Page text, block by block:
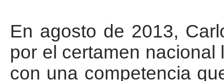
En agosto de 2013,
por el certamen
con una competencia